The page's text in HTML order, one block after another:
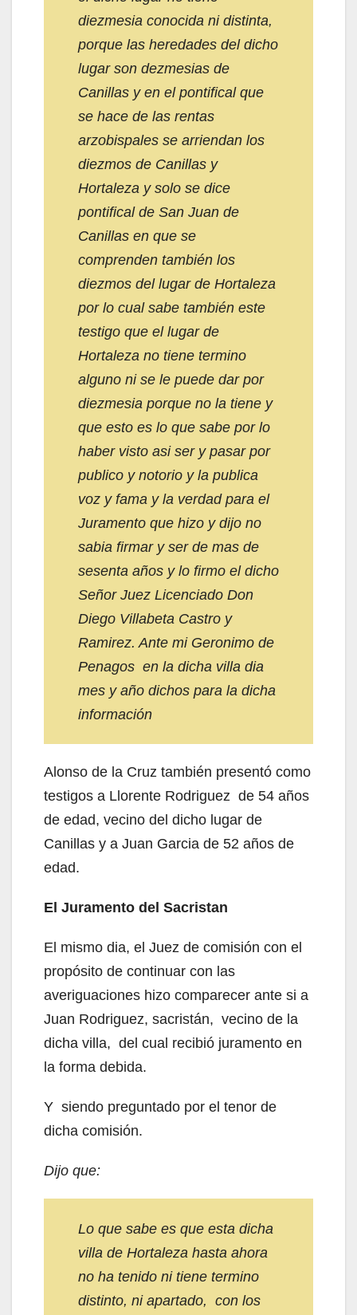
diezmesia conocida ni distinta,
porque las heredades del dicho
lugar son dezmesias de
Canillas y en el pontifical que
se hace de las rentas
arzobispales se arriendan los
diezmos de Canillas y
Hortaleza y solo se dice
pontifical de San Juan de
Canillas en que se
comprenden también los
diezmos del lugar de Hortaleza
por lo cual sabe también este
testigo que el lugar de
Hortaleza no tiene termino
alguno ni se le puede dar por
diezmesia porque no la tiene y
que esto es lo que sabe por lo
haber visto asi ser y pasar por
publico y notorio y la publica
voz y fama y la verdad para el
Juramento que hizo y dijo no
sabia firmar y ser de mas de
sesenta años y lo firmo el dicho
Señor Juez Licenciado Don
Diego Villabeta Castro y
Ramirez. Ante mi Geronimo de
Penagos en la dicha villa dia
mes y año dichos para la dicha
información
Alonso de la Cruz también presentó como
testigos a Llorente Rodriguez de 54 años
de edad, vecino del dicho lugar de
Canillas y a Juan Garcia de 52 años de
edad.
El Juramento del Sacristan
El mismo dia, el Juez de comisión con el
propósito de continuar con las
averiguaciones hizo comparecer ante si a
Juan Rodriguez, sacristán, vecino de la
dicha villa, del cual recibió juramento en
la forma debida.
Y siendo preguntado por el tenor de
dicha comisión.
Dijo que:
Lo que sabe es que esta dicha
villa de Hortaleza hasta ahora
no ha tenido ni tiene termino
distinto, ni apartado, con los